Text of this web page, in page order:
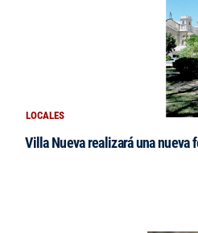
LOCALES
Villa Nueva realizará una nueva